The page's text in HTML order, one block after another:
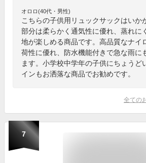
オロロ(40代・男性)
こちらの子供用リュックサックはいか
部分は柔らかく通気性に優れ、蒸れに
地が楽しめる商品です。高品質なナイ
荷性に優れ、防水機能付きで急な雨に
ます。小学校中学年の子供にちょうど
インもお洒落な商品でお勧めです。
全ての
7